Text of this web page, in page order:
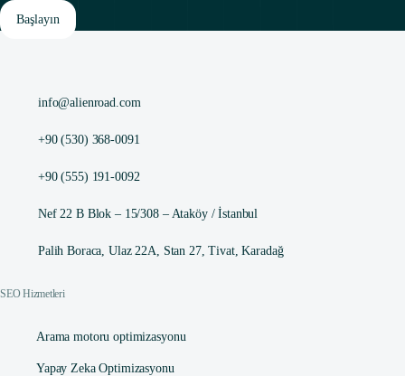
Başlayın
info@alienroad.com
+90 (530) 368-0091
+90 (555) 191-0092
Nef 22 B Blok – 15/308 – Ataköy / İstanbul
Palih Boraca, Ulaz 22A, Stan 27, Tivat, Karadağ
SEO Hizmetleri
Arama motoru optimizasyonu
Yapay Zeka Optimizasyonu